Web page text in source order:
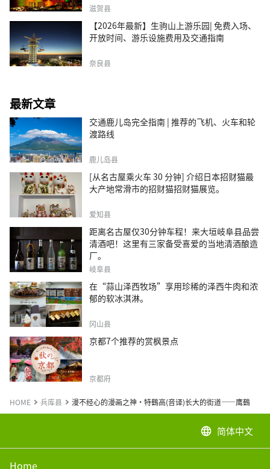
滋贺县
【2026年最新】生驹山上游乐园| 免费入场、
开放时间、游乐设施费用及交通指南
奈良县
最新文章
交通鹿儿岛完全指南 | 推荐的飞机、火车和轮
渡路线
鹿儿岛县
[从名古屋乘火车 30 分钟] 介绍日本招财猫最
大产地常滑市的招财猫招财猫展览。
爱知县
距离名古屋仅30分钟车程！来大垣岐阜县品尝
清酒吧！这里有三家备受喜爱的当地清酒酿造
厂。
岐阜县
在“蒜山泽西牧场”享用珍稀的泽西牛肉和浓
郁的软冰淇淋。
冈山县
京都7个推荐的赏枫景点
京都府
HOME 兵库县 漫不经心的漫画之神·特鶴高(音译)长大的街道——鹰鶴
language 简体中文
Home